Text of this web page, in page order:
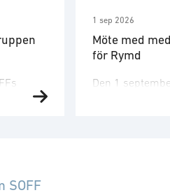
och
1 sep 2026
Möte med
för Rymd
Den 1
SOFF